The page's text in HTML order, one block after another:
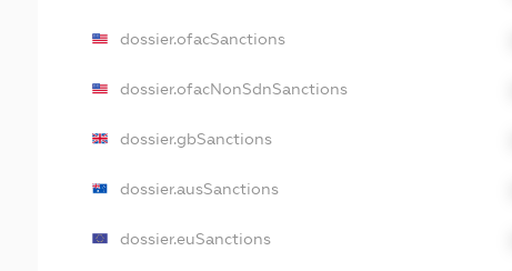
dossier.ofacSanctions
dossier.ofacNonSdnSanctions
dossier.gbSanctions
dossier.ausSanctions
dossier.euSanctions